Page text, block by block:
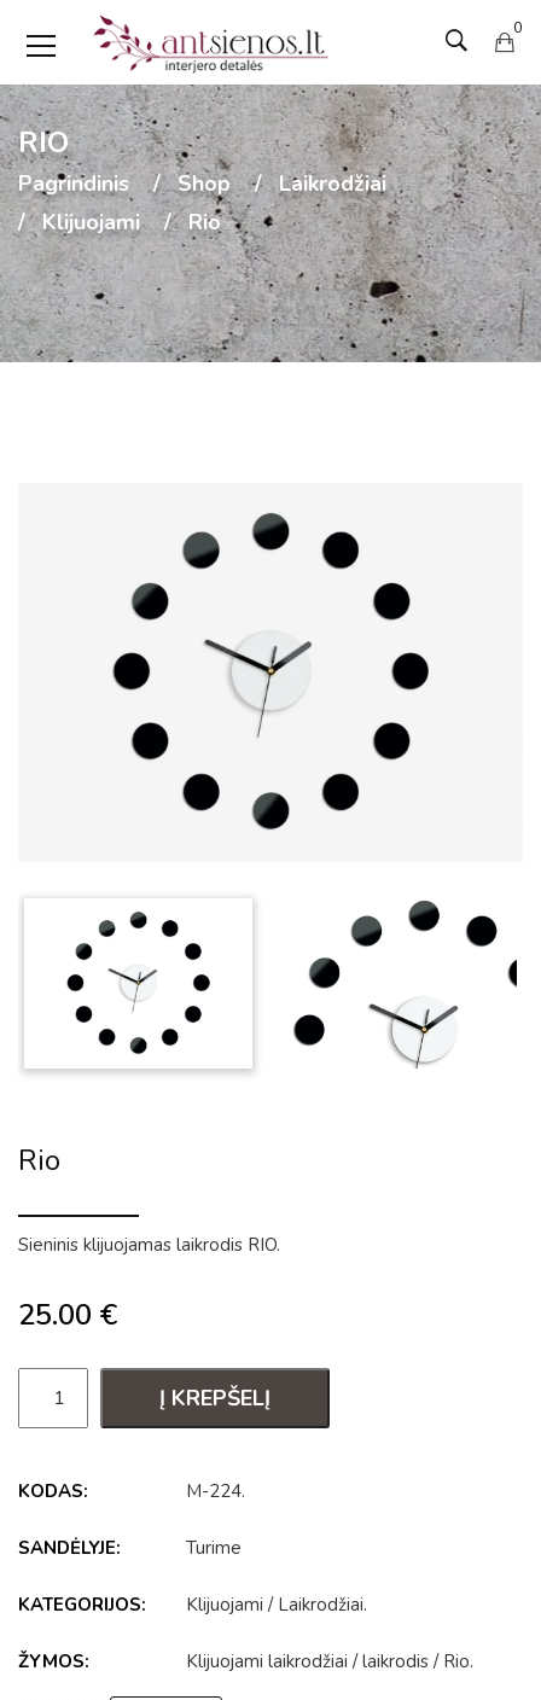
0
RIO
Pagrindinis Shop
Laikrodžiai
Klijuojami
Rio
Rio
Sieninis klijuojamas laikrodis RIO.
25.00 €
Į KREPŠELĮ
KODAS: M-224.
SANDĖLYJE: Turime
KATEGORIJOS: Klijuojami / Laikrodžiai.
ŽYMOS: Klijuojami laikrodžiai /laikrodis / Rio.